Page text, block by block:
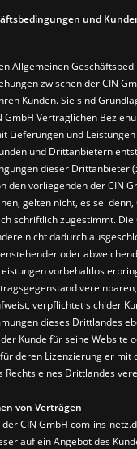
und
Allgemeinen
zwischen der CIN
Kunden. Sie sind
GmbH Vertraglichen
Lieferungen und
und Drittanbietern
dieser Drittanbieter
den vorliegenden der CIN
gelten nicht, es sei
schriftlich zugestimmt.
nicht dadurch
oder
vorbehaltlos
verpflichtet sich der
dieses Drittlandes
Kunde für seine Website
deren Lizenzierung er mit
Rechts eines Drittlandes
von Verträgen
CIN GmbH com-ins-
auf ein Angebot des